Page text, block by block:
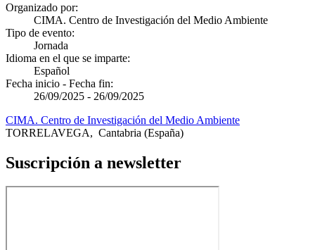
Organizado por:
CIMA. Centro de Investigación del Medio Ambiente
Tipo de evento:
Jornada
Idioma en el que se imparte:
Español
Fecha inicio - Fecha fin:
26/09/2025 - 26/09/2025
CIMA. Centro de Investigación del Medio Ambiente
TORRELAVEGA, Cantabria (España)
Suscripción a newsletter